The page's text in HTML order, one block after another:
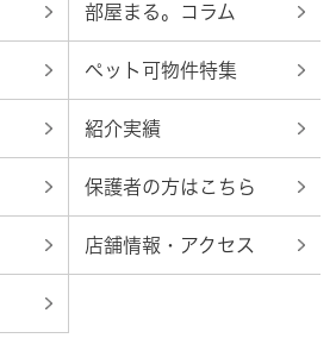
部屋まる。コラム
ペット可物件特集
紹介実績
保護者の方はこちら
店舗情報・アクセス